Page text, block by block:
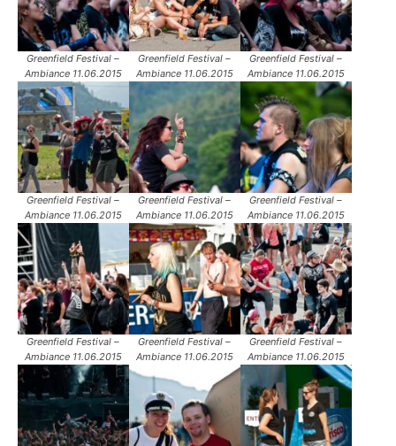
Greenfield Festival –
Ambiance 11.06.2015
Greenfield Festival –
Ambiance 11.06.2015
Greenfield Festival –
Ambiance 11.06.2015
Greenfield Festival –
Ambiance 11.06.2015
Greenfield Festival –
Ambiance 11.06.2015
Greenfield Festival –
Ambiance 11.06.2015
Greenfield Festival –
Ambiance 11.06.2015
Greenfield Festival –
Ambiance 11.06.2015
Greenfield Festival –
Ambiance 11.06.2015